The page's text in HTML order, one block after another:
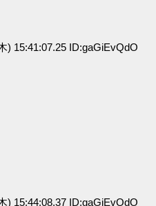
) 15:41:07.25 ID:gaGiEvQdO
) 15:44:08.37 ID:gaGiEvQdO